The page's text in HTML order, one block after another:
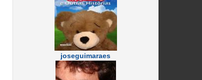
joseguimaraes